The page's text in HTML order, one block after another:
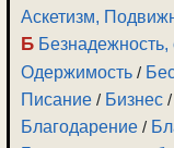
Аскетизм,
Б Безнадежность,
Одержимость /
Писание / Бизнес /
Благодарение /